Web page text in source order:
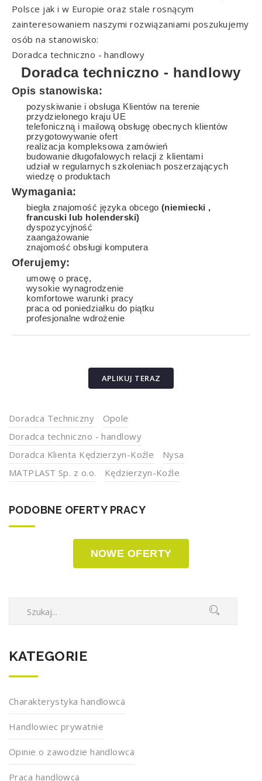
Polsce jak i w Europie oraz stale rosnącym
zainteresowaniem naszymi rozwiązaniami poszukujemy
osób na stanowisko:
Doradca techniczno - handlowy
Doradca techniczno - handlowy
Opis stanowiska:
pozyskiwanie i obsługa Klientów na terenie
przydzielonego kraju UE
telefoniczną i mailową obsługę obecnych klientów
przygotowywanie ofert
realizacja kompleksowa zamówień
budowanie długofalowych relacji z klientami
udział w regularnych szkoleniach poszerzających
wiedzę o produktach
Wymagania:
biegła znajomość języka obcego (niemiecki ,
francuski lub holenderski)
dyspozycyjność
zaangażowanie
znajomość obsługi komputera
Oferujemy:
umowę o pracę,
wysokie wynagrodzenie
komfortowe warunki pracy
praca od poniedziałku do piątku
profesjonalne wdrożenie
APLIKUJ TERAZ
Doradca Techniczny
Opole
Doradca techniczno - handlowy
Doradca Klienta Kędzierzyn-Koźle
Nysa
MATPLAST Sp. z o.o.
Kędzierzyn-Koźle
PODOBNE OFERTY PRACY
NOWE OFERTY
KATEGORIE
Charakterystyka handlowca
Handlowiec prywatnie
Opinie o zawodzie handlowca
Praca handlowca